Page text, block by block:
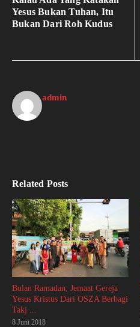
Yesus Bukan Tuhan, Itu
Bukan Dari Roh Kudus
admin
Related Posts
Bulan Ramadan, Jemaat Gereja
Yesus Kristus Dari OSZA Berbagi
Takj ...
8 Juni 2018